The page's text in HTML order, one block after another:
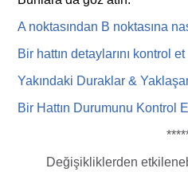
A noktasından B noktasına
Bir hattın detaylarını kontrol et
Yakındaki Duraklar &
Bir Hattın Durumunu Kontrol
Değişikliklerden